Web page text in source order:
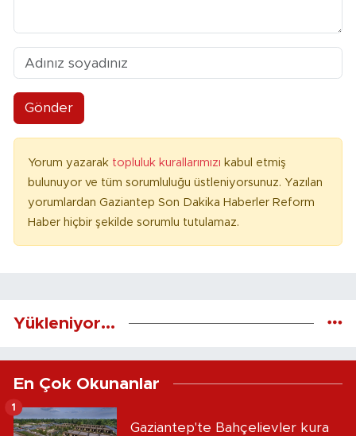
Gönder
Yorum yazarak topluluk kurallarımızı kabul etmiş
bulunuyor ve tüm sorumluluğu üstleniyorsunuz. Yazılan
yorumlardan Gaziantep Son Dakika Haberler Reform
Haber hiçbir şekilde sorumlu tutulamaz.
Yükleniyor...
En Çok Okunanlar
Gaziantep'te Bahçelievler kura
1